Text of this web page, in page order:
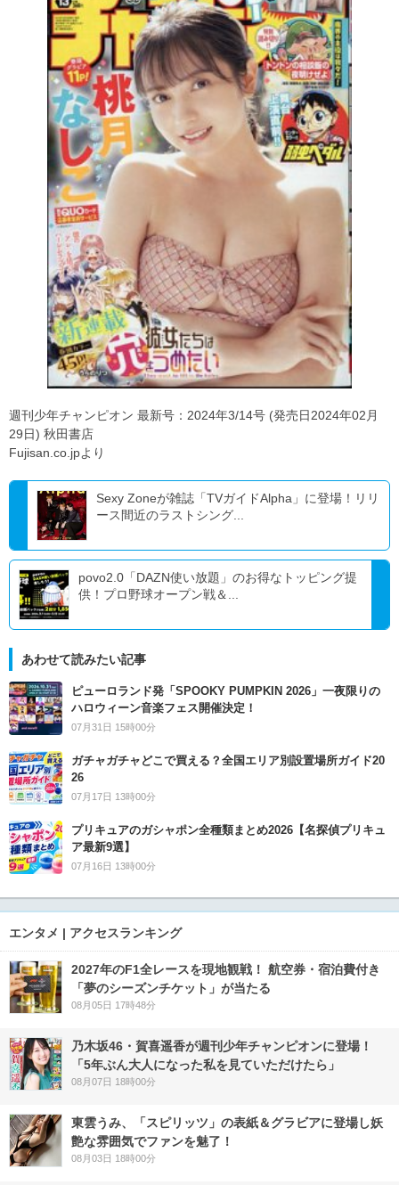
週刊少年チャンピオン 最新号：2024年3/14号 (発売日2024年02月
29日) 秋田書店
Fujisan.co.jpより
Sexy Zoneが雑誌「TVガイドAlpha」に登場！リリ
ース間近のラストシング...
povo2.0「DAZN使い放題」のお得なトッピング提
供！プロ野球オープン戦＆...
あわせて読みたい記事
ピューロランド発「SPOOKY PUMPKIN 2026」一夜限りの
ハロウィーン音楽フェス開催決定！
07月31日 15時00分
ガチャガチャどこで買える？全国エリア別設置場所ガイド20
26
07月17日 13時00分
プリキュアのガシャポン全種類まとめ2026【名探偵プリキュ
ア最新9選】
07月16日 13時00分
エンタメ | アクセスランキング
2027年のF1全レースを現地観戦！ 航空券・宿泊費付き
「夢のシーズンチケット」が当たる
08月05日 17時48分
乃木坂46・賀喜遥香が週刊少年チャンピオンに登場！
「5年ぶん大人になった私を見ていただけたら」
08月07日 18時00分
東雲うみ、「スピリッツ」の表紙＆グラビアに登場し妖
艶な雰囲気でファンを魅了！
08月03日 18時00分